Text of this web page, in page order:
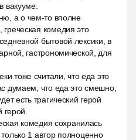
вакууме.
а о чем-то вполне
комедия это
бытовой лексики, в
гастрономической, для
тоже считали, что еда это
думаем, что еда это смешно,
есть трагический герой
герой.
комедия сохранилась
1 автор полноценно